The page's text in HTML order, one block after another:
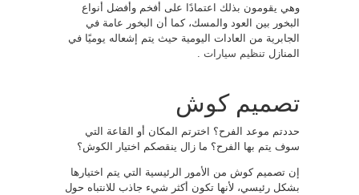
وهي يقومون بذلك اعتمادًا على أفخم وأفضل أنواع
البخور بين العود والمسك، كما أن البخور عامة في
الجابرية من العادات اليومية حيث يتم إشعاله يوميًا في
المنازل تنظيم سيارات
تصميم كوش
حددتم موعد الفرح؟ اخترتم المكان أو القاعة التي
سوف يتم بها الفرح؟ ما زال ينقصكم اختيار الكوش؟
إن تصميم كوش من الأمور الرئيسية التي يتم اختيارها
بشكل رئيسي، لأنها تكون أكثر شيء جاذب للانتباه حول